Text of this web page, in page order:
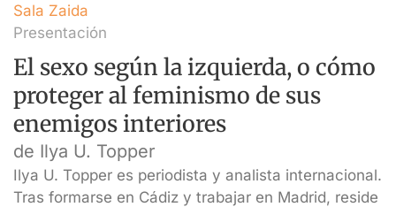
Sala Zaida
Presentación
El sexo según la izquierda, o cómo
proteger al feminismo de sus
enemigos interiores
de Ilya U. Topper
Ilya U. Topper es periodista y analista internacional.
Tras formarse en Cádiz y trabajar en Madrid, reside